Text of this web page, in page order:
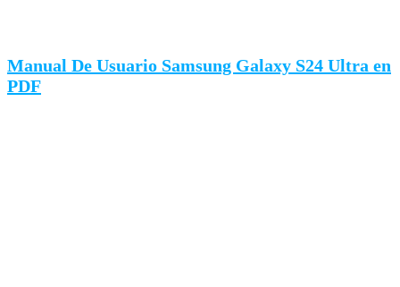
Manual De Usuario Samsung Galaxy S24 Ultra en
PDF